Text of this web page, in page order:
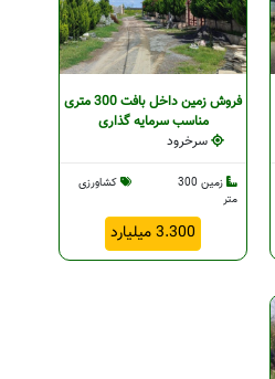
فروش زمین داخل بافت 300 متری
مناسب سرمایه گذاری
سرخرود
زمین 300
متر
کشاورزی
3.300 میلیارد